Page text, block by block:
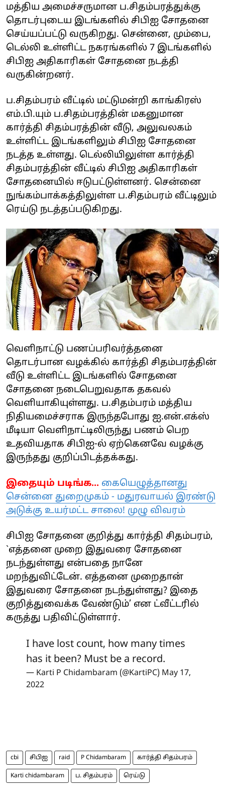
மத்திய அமைச்சருமான ப.சிதம்பரத்துக்கு
தொடர்புடைய இடங்களில் சிபிஐ சோதனை
செய்யப்பட்டு வருகிறது. சென்னை, மும்பை,
டெல்லி உள்ளிட்ட நகரங்களில் 7 இடங்களில்
சிபிஐ அதிகாரிகள் சோதனை நடத்தி
வருகின்றனர்.
ப.சிதம்பரம் வீட்டில் மட்டுமன்றி காங்கிரஸ்
எம்.பி.யும் ப.சிதம்பரத்தின் மகனுமான
கார்த்தி சிதம்பரத்தின் வீடு, அலுவலகம்
உள்ளிட்ட இடங்களிலும் சிபிஐ சோதனை
நடத்த உள்ளது. டெல்லியிலுள்ள கார்த்தி
சிதம்பரத்தின் வீட்டில் சிபிஐ அதிகாரிகள்
சோதனையில் ஈடுபட்டுள்ளனர். சென்னை
நுங்கம்பாக்கத்திலுள்ள ப.சிதம்பரம் வீட்டிலும்
ரெய்டு நடத்தப்படுகிறது.
வெளிநாட்டு பணப்பரிவர்த்தனை
தொடர்பான வழக்கில் கார்த்தி சிதம்பரத்தின்
வீடு உள்ளிட்ட இடங்களில் சோதனை
சோதனை நடைபெறுவதாக தகவல்
வெளியாகியுள்ளது. ப.சிதம்பரம் மத்திய
நிதியமைச்சராக இருந்தபோது ஐ.என்.எக்ஸ்
மீடியா வெளிநாட்டிலிருந்து பணம் பெற
உதவியதாக சிபிஐ-ல் ஏற்கெனவே வழக்கு
இருந்தது குறிப்பிடத்தக்கது.
இதையும் படிங்க... கையெழுத்தானது
சென்னை துறைமுகம் - மதுரவாயல் இரண்டு
அடுக்கு உயர்மட்ட சாலை! முழு விவரம்
சிபிஐ சோதனை குறித்து கார்த்தி சிதம்பரம்,
`எத்தனை முறை இதுவரை சோதனை
நடந்துள்ளது என்பதை நானே
மறந்துவிட்டேன். எத்தனை முறைதான்
இதுவரை சோதனை நடந்துள்ளது? இதை
குறித்துவைக்க வேண்டும்’ என ட்வீட்டரில்
கருத்து பதிவிட்டுள்ளார்.
I have lost count, how many times
has it been? Must be a record.
— Karti P Chidambaram (@KartiPC) May 17,
2022
cbi சிபிஐ raid P Chidambaram கார்த்தி சிதம்பரம்
Karti chidambaram ப. சிதம்பரம் ரெய்டு